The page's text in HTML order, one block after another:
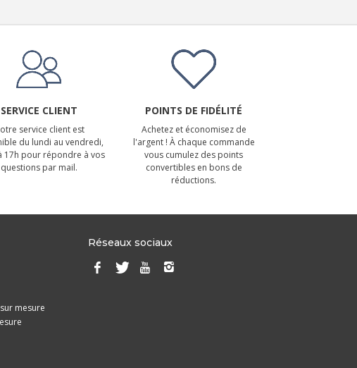
SERVICE CLIENT
service client est
du lundi au vendredi,
17h pour répondre à vos
questions par mail.
POINTS DE FIDÉLITÉ
Achetez et économisez de
l'argent ! À chaque commande
vous cumulez des points
convertibles en bons de
réductions.
mesure
Réseaux sociaux